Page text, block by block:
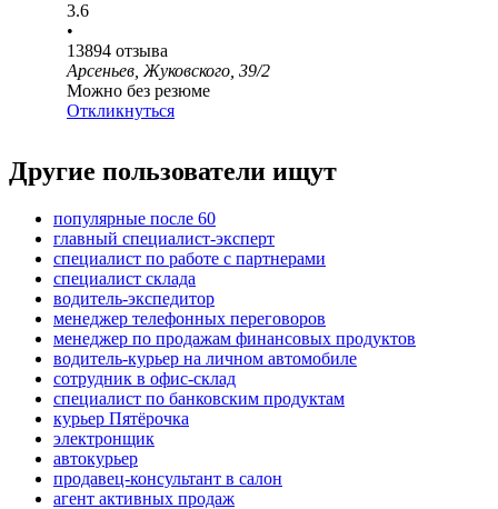
3.6
•
13894 отзыва
Арсеньев, Жуковского, 39/2
Можно без резюме
Откликнуться
Другие пользователи ищут
популярные после 60
главный специалист-эксперт
специалист по работе с партнерами
специалист склада
водитель-экспедитор
менеджер телефонных переговоров
менеджер по продажам финансовых продуктов
водитель-курьер на личном автомобиле
сотрудник в офис-склад
специалист по банковским продуктам
курьер Пятёрочка
электронщик
автокурьер
продавец-консультант в салон
агент активных продаж